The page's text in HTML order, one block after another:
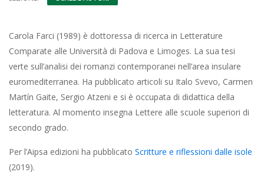
Carola Farci (1989) è dottoressa di ricerca in Letterature
Comparate alle Università di Padova e Limoges. La sua tesi
verte sull’analisi dei romanzi contemporanei nell’area insulare
euromediterranea. Ha pubblicato articoli su Italo Svevo, Carmen
Martín Gaite, Sergio Atzeni e si è occupata di didattica della
letteratura. Al momento insegna Lettere alle scuole superiori di
secondo grado.
Per l’Aipsa edizioni ha pubblicato Scritture e riflessioni dalle isole
(2019).